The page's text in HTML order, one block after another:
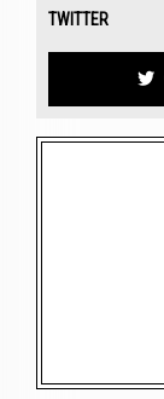
TWITTER